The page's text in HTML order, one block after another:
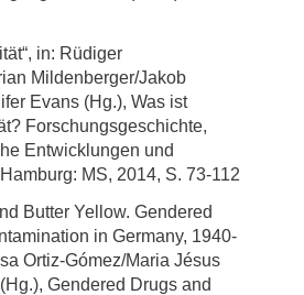
in: Rüdiger
Mildenberger/Jakob
Evans (Hg.), Was ist
Forschungsgeschichte,
Entwicklungen und
MS, 2014, S. 73-112
Butter Yellow. Gendered
in Germany, 1940-
Ortiz-Gómez/Maria Jésus
Gendered Drugs and